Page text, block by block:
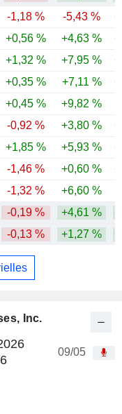
Inc.
09/05
-1,18 % -5,43 %
+0,56 % +4,63 %
+1,32 % +7,95 %
+0,35 % +7,11 %
+0,45 % +9,82 %
-0,92 % +3,80 %
+1,85 % +5,93 %
-1,46 % +0,60 %
-1,32 % +6,60 %
-0,19 % +4,61 %
-0,13 % +1,27 %